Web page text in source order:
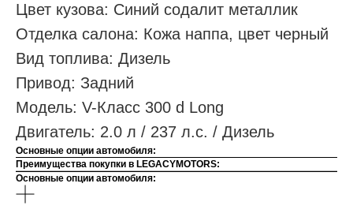
Цвет кузова: Синий содалит металлик
Отделка салона: Кожа наппа, цвет черный
Вид топлива: Дизель
Привод: Задний
Модель: V-Класс 300 d Long
Двигатель: 2.0 л / 237 л.с. / Дизель
Основные опции автомобиля:
Преимущества покупки в LEGACYMOTORS:
Основные опции автомобиля: